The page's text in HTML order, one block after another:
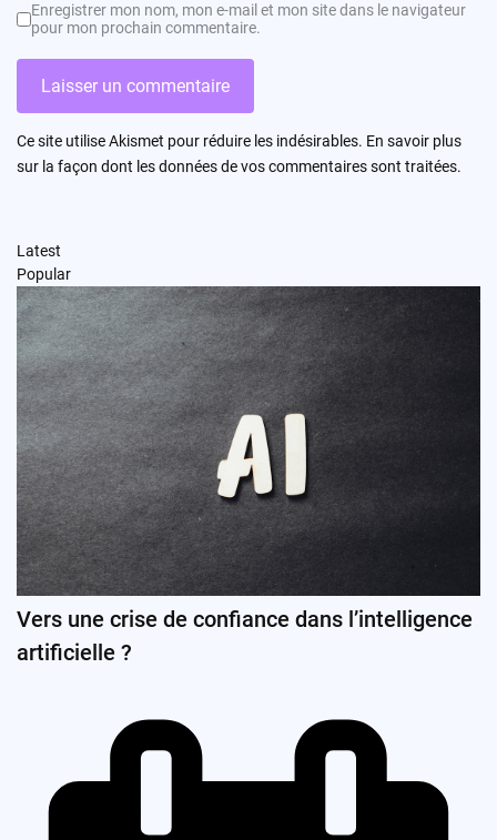
Enregistrer mon nom, mon e-mail et mon site dans le navigateur
pour mon prochain commentaire.
Ce site utilise Akismet pour réduire les indésirables. En savoir plus
sur la façon dont les données de vos commentaires sont traitées.
Latest
Popular
Vers une crise de confiance dans l’intelligence
artificielle ?